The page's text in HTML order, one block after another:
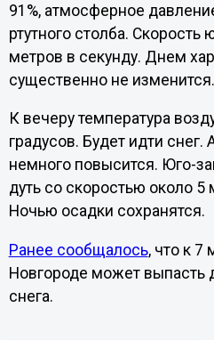
91%, атмосферное
ртутного столба. Скорость
метров в секунду. Днем
существенно не изменится.
К вечеру температура
градусов. Будет идти
немного повысится. Юго-
дуть со скоростью около 5
Ночью осадки сохранятся.
Ранее сообщалось, что к 7
Новгороде может выпасть
снега.